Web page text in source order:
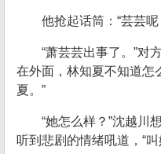
他抢起话筒：“芸芸呢
“萧芸芸出事了。”对
在外面，林知夏不知道怎
夏。”
“她怎么样？”沈越川
听到悲剧的情绪吼道，“叫